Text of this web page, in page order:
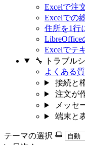
Excelで注
Excelでの
住所を1行
Excelでテ
🔧 トラブル
よくある
接続と
注文が
メッセ
端末と
テーマの選択